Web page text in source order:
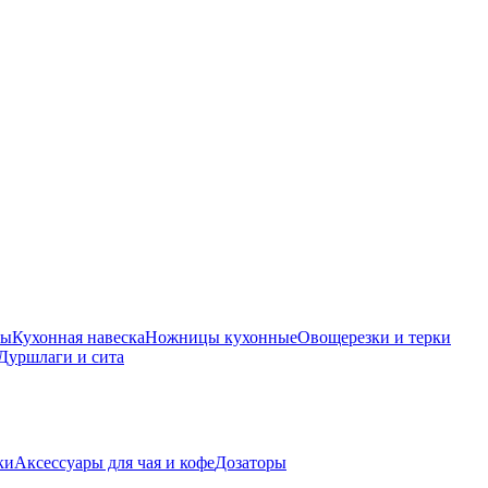
Кухонная навескаНожницы кухонныеОвощерезки и терки
и сита
Аксессуары для чая и кофеДозаторы